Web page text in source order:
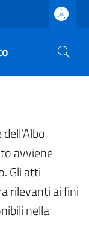
avviene
Gli atti
rilevanti ai fini
nella